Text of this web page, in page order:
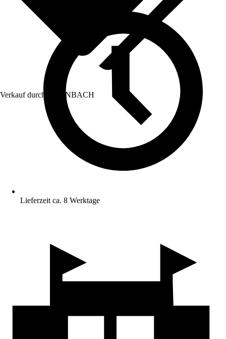
Verkauf durch: HORNBACH
Lieferzeit ca. 8 Werktage